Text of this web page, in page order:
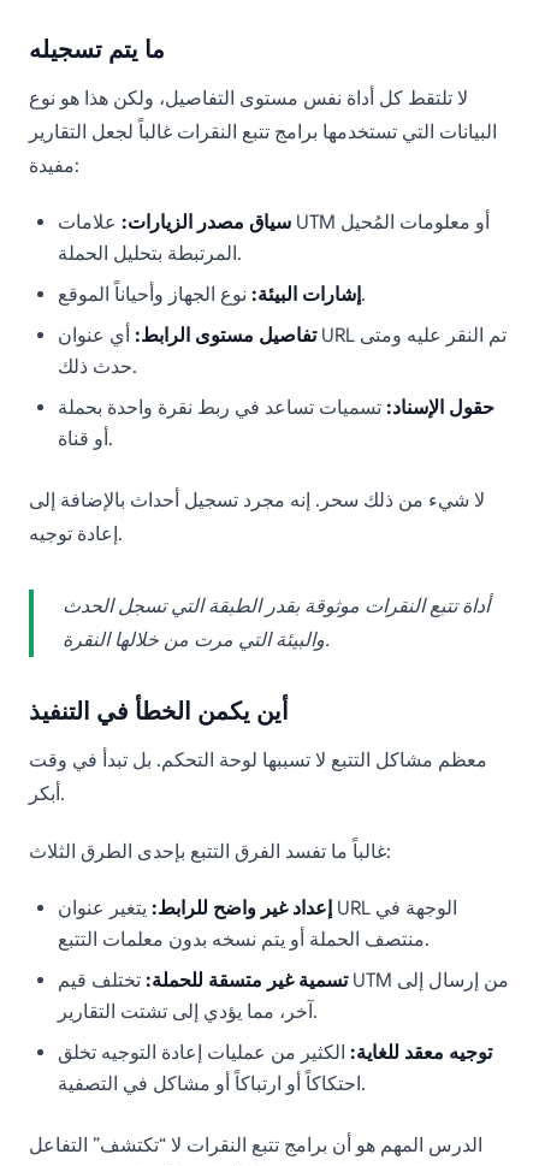
ما يتم تسجيله
لا تلتقط كل أداة نفس مستوى التفاصيل، ولكن هذا هو نوع
البيانات التي تستخدمها برامج تتبع النقرات غالباً لجعل التقارير
مفيدة:
سياق مصدر الزيارات: علامات UTM أو معلومات المُحيل
المرتبطة بتحليل الحملة.
إشارات البيئة:نوع الجهاز وأحياناً الموقع.
تفاصيل مستوى الرابط: أي عنوان URL تم النقر عليه ومتى
حدث ذلك.
حقول الإسناد: تسميات تساعد في ربط نقرة واحدة بحملة
أو قناة.
لا شيء من ذلك سحر. إنه مجرد تسجيل أحداث بالإضافة إلى
إعادة توجيه.
أداة تتبع النقرات موثوقة بقدر الطبقة التي تسجل الحدث
والبيئة التي مرت من خلالها النقرة.
أين يكمن الخطأ في التنفيذ
معظم مشاكل التتبع لا تسببها لوحة التحكم. بل تبدأ في وقت
أبكر.
غالباً ما تفسد الفرق التتبع بإحدى الطرق الثلاث:
إعداد غير واضح للرابط: يتغير عنوان URL الوجهة في
منتصف الحملة أو يتم نسخه بدون معلمات التتبع.
تسمية غير متسقة للحملة: تختلف قيم UTM من إرسال إلى
آخر، مما يؤدي إلى تشتت التقارير.
توجيه معقد للغاية: الكثير من عمليات إعادة التوجيه تخلق
احتكاكاً أو ارتباكاً أو مشاكل في التصفية.
الدرس المهم هو أن برامج تتبع النقرات لا “تكتشف” التفاعل